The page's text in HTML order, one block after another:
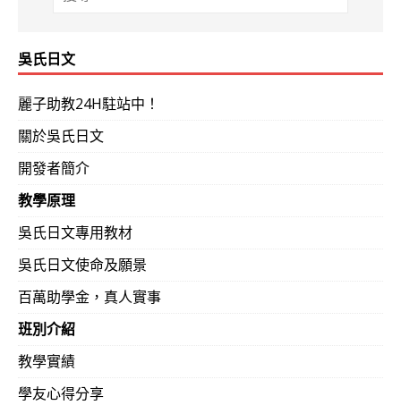
吳氏日文
麗子助教24H駐站中！
關於吳氏日文
開發者簡介
教學原理
吳氏日文專用教材
吳氏日文使命及願景
百萬助學金，真人實事
班別介紹
教學實績
學友心得分享